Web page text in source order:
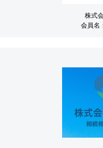
株式
会員名